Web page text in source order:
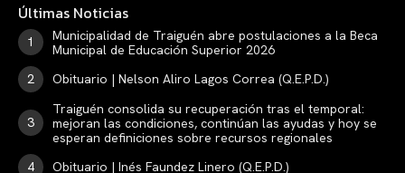
Últimas Noticias
Municipalidad de Traiguén abre postulaciones a la Beca
Municipal de Educación Superior 2026
Obituario | Nelson Aliro Lagos Correa (Q.E.P.D.)
Traiguén consolida su recuperación tras el temporal:
mejoran las condiciones, continúan las ayudas y hoy se
esperan definiciones sobre recursos regionales
Obituario | Inés Faundez Linero (Q.E.P.D.)